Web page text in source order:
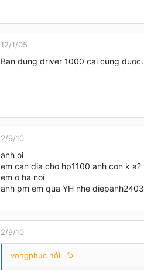
12/1/05
Ban dung driver 1000 cai cung duoc.
2/9/10
anh oi
em can dia cho hp1100 anh con k a?
em o ha noi
anh pm em qua YH nhe diepanh2403
2/9/10
vongphuc nói: